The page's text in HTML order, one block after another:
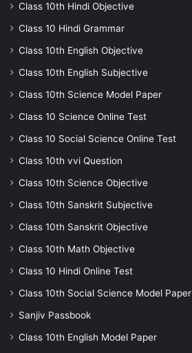
Class 10th Hindi Objective
Class 10 Hindi Grammar
Class 10th English Objective
Class 10th English Subjective
Class 10th Science Model Paper
Class 10 Science Online Test
Class 10 Social Science Online Test
Class 10th vvi Question
Class 10th Science Objective
Class 10th Sanskrit Subjective
Class 10th Sanskrit Objective
Class 10th Math Objective
Class 10 Hindi Online Test
Class 10th Social Science Model Paper
Sanjiv Passbook
Class 10th English Model Paper